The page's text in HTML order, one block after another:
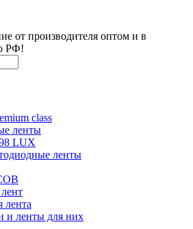
от производителя оптом и в
РФ!
class
ленты
LUX
ленты
лента
и ленты для них